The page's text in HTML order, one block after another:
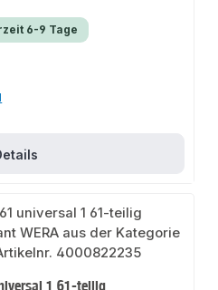
6-9 Tage
1 61-teilig